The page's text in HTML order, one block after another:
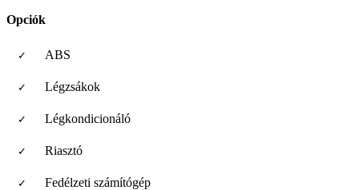
Opciók
ABS
Légzsákok
Légkondicionáló
Riasztó
Fedélzeti számítógép